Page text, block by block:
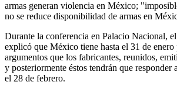
armas generan violencia en México;
no se reduce disponibilidad de armas en
Durante la conferencia en Palacio Nacional,
explicó que México tiene hasta el 31 de enero
argumentos que los fabricantes, reunidos,
y posteriormente éstos tendrán que responder
el 28 de febrero.